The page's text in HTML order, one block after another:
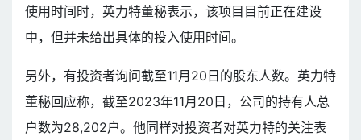
使用时间时，英力特董秘表示，该项目目前正在建设
中，但并未给出具体的投入使用时间。
另外，有投资者询问截至11月20日的股东人数。英力特
董秘回应称，截至2023年11月20日，公司的持有人总
户数为28,202户。他同样对投资者对英力特的关注表